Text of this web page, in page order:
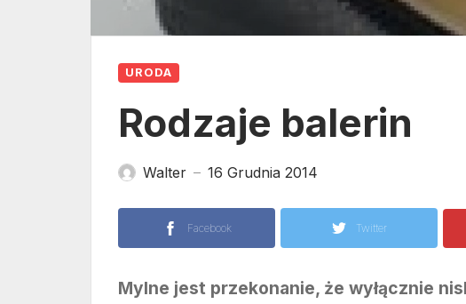
URODA
Rodzaje balerin
Walter — 16 Grudnia 2014
Facebook Twitter
Mylne jest przekonanie, że wyłącznie